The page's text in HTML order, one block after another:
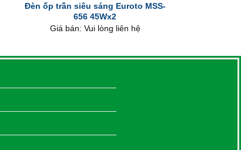
Đèn ốp trần siêu sáng Euroto MSS-
656 45Wx2
Giá bán: Vui lòng liên hệ